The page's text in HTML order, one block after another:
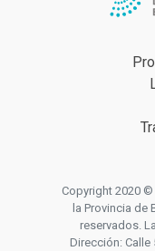
Copyright 2020
la Provincia de
reservados.
Dirección: Calle